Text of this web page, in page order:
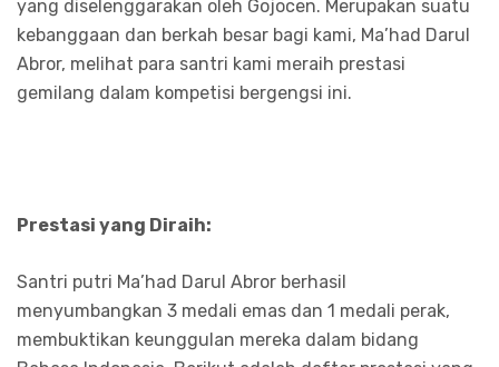
yang diselenggarakan oleh Gojocen. Merupakan suatu
kebanggaan dan berkah besar bagi kami, Ma’had Darul
Abror, melihat para santri kami meraih prestasi
gemilang dalam kompetisi bergengsi ini.
Prestasi yang Diraih:
Santri putri Ma’had Darul Abror berhasil
menyumbangkan 3 medali emas dan 1 medali perak,
membuktikan keunggulan mereka dalam bidang